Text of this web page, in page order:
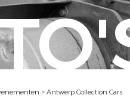
> Antwerp Collection Cars